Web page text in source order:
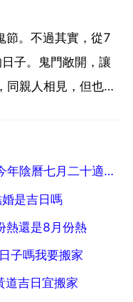
鼠 2009年09月...
節。不過其實，從7
子。鬼門敞開，讓
同親人相見，但也有
不要深夜了還在外
今年陰曆七月二十適合結婚嗎，今年陰曆七月二十適合結婚嗎
是吉日嗎
熱還是8月份熱
子嗎我要搬家
吉日宜搬家